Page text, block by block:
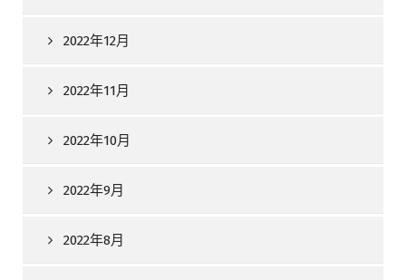
2022年12月
2022年11月
2022年10月
2022年9月
2022年8月